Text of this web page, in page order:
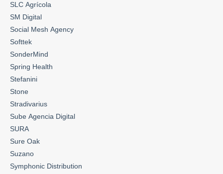
SLC Agrícola
SM Digital
Social Mesh Agency
Softtek
SonderMind
Spring Health
Stefanini
Stone
Stradivarius
Sube Agencia Digital
SURA
Sure Oak
Suzano
Symphonic Distribution